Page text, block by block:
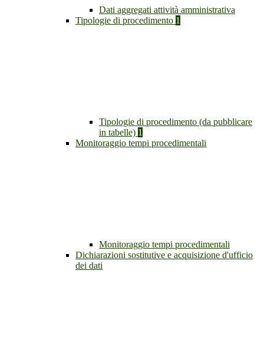
Dati aggregati attività amministrativa
Tipologie di procedimento 1
Tipologie di procedimento (da pubblicare
in tabelle) 1
Monitoraggio tempi procedimentali
Monitoraggio tempi procedimentali
Dichiarazioni sostitutive e acquisizione d'ufficio
dei dati